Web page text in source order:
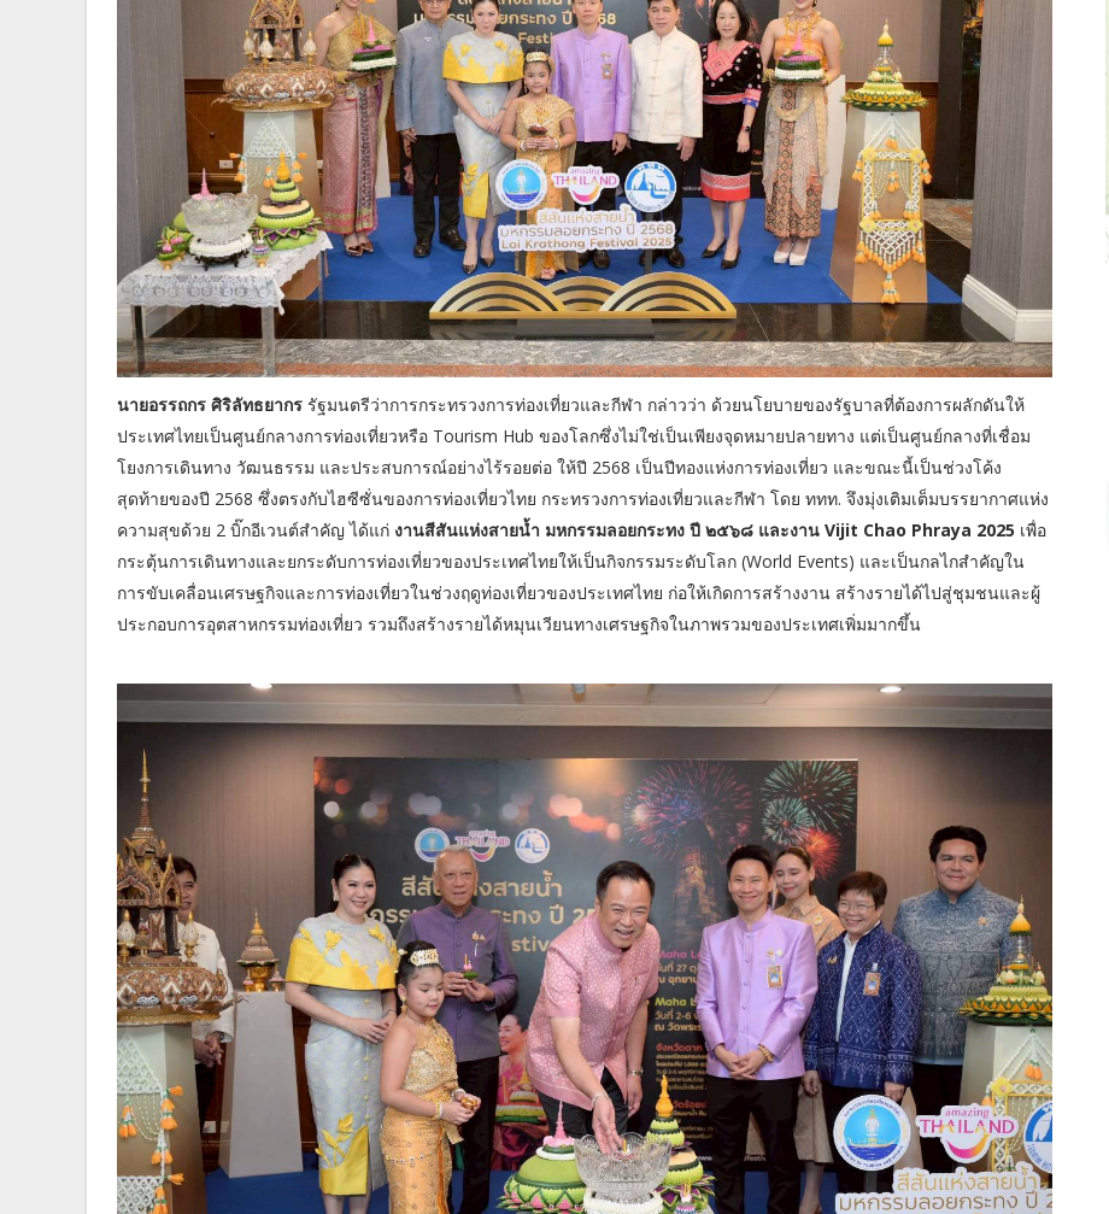
นายอรรถกร ศิริลัทธยากร รัฐมนตรีว่าการกระทรวงการท่องเที่ยวและกีฬา กล่าวว่า ด้วยนโยบายของรัฐบาลที่ต้องการผลักดันให้
ประเทศไทยเป็นศูนย์กลางการท่องเที่ยวหรือ Tourism Hub ของโลกซึ่งไม่ใช่เป็นเพียงจุดหมายปลายทาง แต่เป็นศูนย์กลางที่เชื่อม
โยงการเดินทาง วัฒนธรรม และประสบการณ์อย่างไร้รอยต่อ ให้ปี 2568 เป็นปีทองแห่งการท่องเที่ยว และขณะนี้เป็นช่วงโค้ง
สุดท้ายของปี 2568 ซึ่งตรงกับไฮซีซั่นของการท่องเที่ยวไทย กระทรวงการท่องเที่ยวและกีฬา โดย ททท. จึงมุ่งเติมเต็มบรรยากาศแห่ง
ความสุขด้วย 2 บิ๊กอีเวนต์สำคัญ ได้แก่ งานสีสันแห่งสายน้ำ มหกรรมลอยกระทง ปี ๒๕๖๘ และงาน Vijit Chao Phraya 2025 เพื่อ
กระตุ้นการเดินทางและยกระดับการท่องเที่ยวของประเทศไทยให้เป็นกิจกรรมระดับโลก (World Events) และเป็นกลไกสำคัญใน
การขับเคลื่อนเศรษฐกิจและการท่องเที่ยวในช่วงฤดูท่องเที่ยวของประเทศไทย ก่อให้เกิดการสร้างงาน สร้างรายได้ไปสู่ชุมชนและผู้
ประกอบการอุตสาหกรรมท่องเที่ยว รวมถึงสร้างรายได้หมุนเวียนทางเศรษฐกิจในภาพรวมของประเทศเพิ่มมากขึ้น